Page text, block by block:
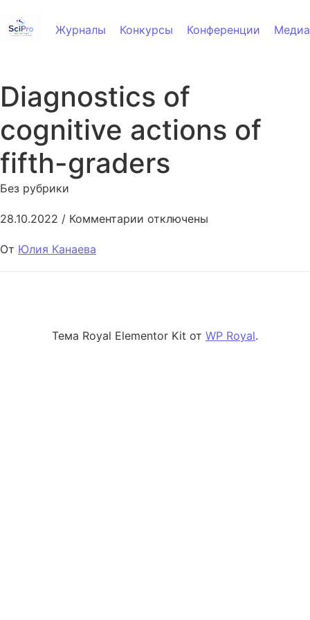
Журналы
Конкурсы Конференции Медиа
Diagnostics of
cognitive actions of
fifth-graders
Без рубрики
28.10.2022 / Комментарии к записи Diagnostics of
отключены
От Юлия Канаева
Тема Royal Elementor Kit от WP Royal.